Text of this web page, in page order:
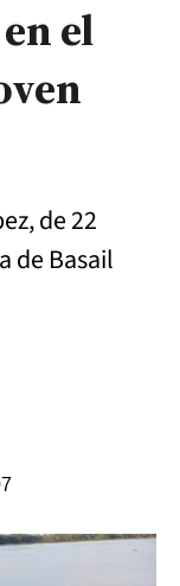
el
de 22
de Basail